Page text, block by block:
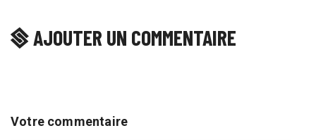
AJOUTER UN COMMENTAIRE
Votre commentaire